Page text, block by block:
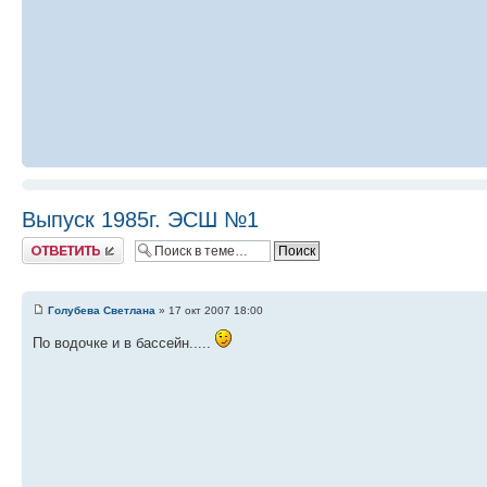
Выпуск 1985г. ЭСШ №1
Ответить
Голубева Светлана » 17 окт 2007 18:00
По водочке и в бассейн.....